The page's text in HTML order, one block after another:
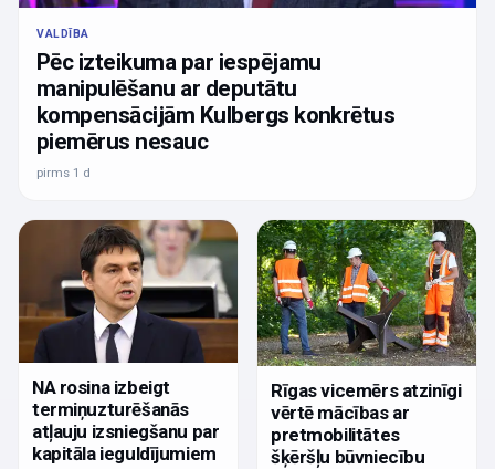
VALDĪBA
Pēc izteikuma par iespējamu
manipulēšanu ar deputātu
kompensācijām Kulbergs konkrētus
piemērus nesauc
pirms 1 d
NA rosina izbeigt
termiņuzturēšanās
atļauju izsniegšanu par
kapitāla ieguldījumiem
Rīgas vicemērs atzinīgi
vērtē mācības ar
pretmobilitātes
šķēršļu būvniecību